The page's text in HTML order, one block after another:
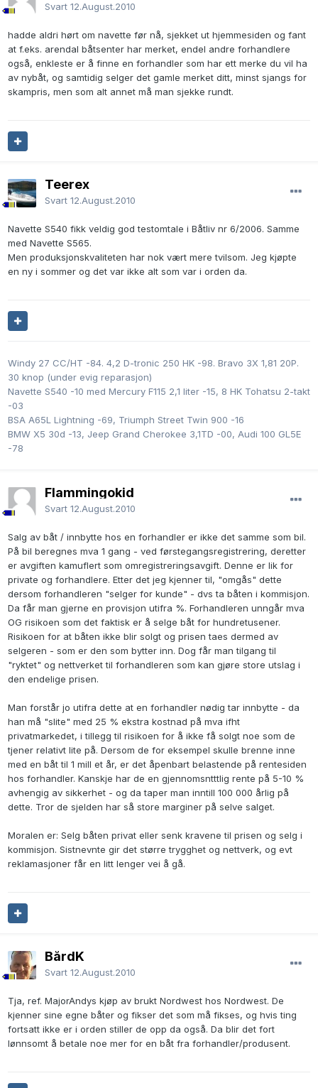
Svart 12.August.2010
hadde aldri hørt om navette før nå, sjekket ut hjemmesiden og fant
at f.eks. arendal båtsenter har merket, endel andre forhandlere
også, enkleste er å finne en forhandler som har ett merke du vil ha
av nybåt, og samtidig selger det gamle merket ditt, minst sjangs for
skampris, men som alt annet må man sjekke rundt.
Teerex
Svart 12.August.2010
Navette S540 fikk veldig god testomtale i Båtliv nr 6/2006. Samme
med Navette S565.
Men produksjonskvaliteten har nok vært mere tvilsom. Jeg kjøpte
en ny i sommer og det var ikke alt som var i orden da.
Windy 27 CC/HT -84. 4,2 D-tronic 250 HK -98. Bravo 3X 1,81 20P.
30 knop (under evig reparasjon)
Navette S540 -10 med Mercury F115 2,1 liter -15, 8 HK Tohatsu 2-takt
-03
BSA A65L Lightning -69, Triumph Street Twin 900 -16
BMW X5 30d -13, Jeep Grand Cherokee 3,1TD -00, Audi 100 GL5E
-78
Flammingokid
Svart 12.August.2010
Salg av båt / innbytte hos en forhandler er ikke det samme som bil.
På bil beregnes mva 1 gang - ved førstegangsregistrering, deretter
er avgiften kamuflert som omregistreringsavgift. Denne er lik for
private og forhandlere. Etter det jeg kjenner til, "omgås" dette
dersom forhandleren "selger for kunde" - dvs ta båten i kommisjon.
Da får man gjerne en provisjon utifra %. Forhandleren unngår mva
OG risikoen som det faktisk er å selge båt for hundretusener.
Risikoen for at båten ikke blir solgt og prisen taes dermed av
selgeren - som er den som bytter inn. Dog får man tilgang til
"ryktet" og nettverket til forhandleren som kan gjøre store utslag i
den endelige prisen.
Man forstår jo utifra dette at en forhandler nødig tar innbytte - da
han må "slite" med 25 % ekstra kostnad på mva ifht
privatmarkedet, i tillegg til risikoen for å ikke få solgt noe som de
tjener relativt lite på. Dersom de for eksempel skulle brenne inne
med en båt til 1 mill et år, er det åpenbart belastende på rentesiden
hos forhandler. Kanskje har de en gjennomsntttlig rente på 5-10 %
avhengig av sikkerhet - og da taper man inntill 100 000 årlig på
dette. Tror de sjelden har så store marginer på selve salget.
Moralen er: Selg båten privat eller senk kravene til prisen og selg i
kommisjon. Sistnevnte gir det større trygghet og nettverk, og evt
reklamasjoner får en litt lenger vei å gå.
BårdK
Svart 12.August.2010
Tja, ref. MajorAndys kjøp av brukt Nordwest hos Nordwest. De
kjenner sine egne båter og fikser det som må fikses, og hvis ting
fortsatt ikke er i orden stiller de opp da også. Da blir det fort
lønnsomt å betale noe mer for en båt fra forhandler/produsent.